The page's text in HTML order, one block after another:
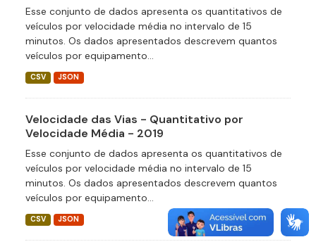
Esse conjunto de dados apresenta os quantitativos de
veículos por velocidade média no intervalo de 15
minutos. Os dados apresentados descrevem quantos
veículos por equipamento...
CSV JSON
Velocidade das Vias - Quantitativo por
Velocidade Média - 2019
Esse conjunto de dados apresenta os quantitativos de
veículos por velocidade média no intervalo de 15
minutos. Os dados apresentados descrevem quantos
veículos por equipamento...
CSV JSON